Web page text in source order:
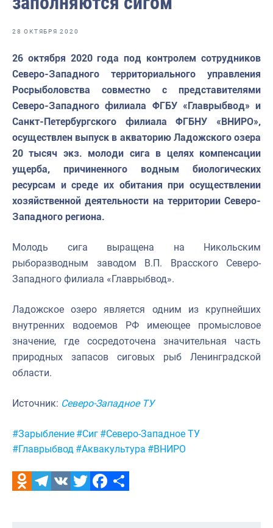
Отраслевые СМИ
Выставки и конференции
Научно-практическая литература
Рыбоохрана России
Отрасль в цифрах
Инфографика
Укрепление духовно-нравственных ценностей
События в России и мире
28 ОКТЯБРЯ 2020
26 октября 2020 года под контролем сотрудников
Северо-Западного территориального управления
Росрыболовства совместно с представителями
Северо-Западного филиала ФГБУ «Главрыбвод» и
Санкт-Петербургского филиала ФГБНУ «ВНИРО»,
осуществлен выпуск в акваторию Ладожского озера
20 тысяч экз. молоди сига в целях компенсации
ущерба, причиненного водным биологических
ресурсам и среде их обитания при осуществлении
хозяйственной деятельности на территории Северо-
Западного региона.
Молодь сига выращена на Никольским
рыборазводным заводом В.П. Врасского Северо-
Западного филиала «Главрыбвод».
Ладожское озеро является одним из крупнейших
внутренних водоемов РФ имеющее промысловое
значение, где сосредоточена значительная часть
природных запасов сиговых рыб Ленинградской
области.
Источник: Северо-Западное ТУ
Метки:
#Зарыбление #Сиг #Северо-Западное ТУ
#Главрыбвод #Аквакультура #ВНИРО